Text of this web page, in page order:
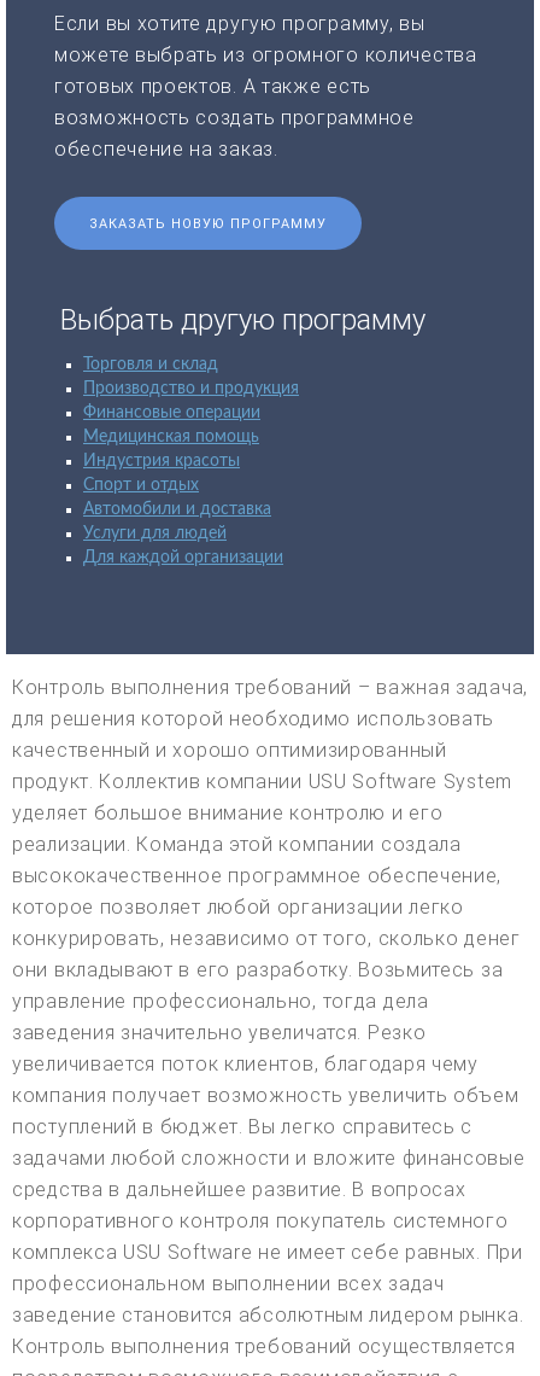
Если вы хотите другую программу, вы
можете выбрать из огромного количества
готовых проектов. А также есть
возможность создать программное
обеспечение на заказ.
ЗАКАЗАТЬ НОВУЮ ПРОГРАММУ
Выбрать другую программу
Торговля и склад
Производство и продукция
Финансовые операции
Медицинская помощь
Индустрия красоты
Спорт и отдых
Автомобили и доставка
Услуги для людей
Для каждой организации
Контроль выполнения требований – важная задача,
для решения которой необходимо использовать
качественный и хорошо оптимизированный
продукт. Коллектив компании USU Software System
уделяет большое внимание контролю и его
реализации. Команда этой компании создала
высококачественное программное обеспечение,
которое позволяет любой организации легко
конкурировать, независимо от того, сколько денег
они вкладывают в его разработку. Возьмитесь за
управление профессионально, тогда дела
заведения значительно увеличатся. Резко
увеличивается поток клиентов, благодаря чему
компания получает возможность увеличить объем
поступлений в бюджет. Вы легко справитесь с
задачами любой сложности и вложите финансовые
средства в дальнейшее развитие. В вопросах
корпоративного контроля покупатель системного
комплекса USU Software не имеет себе равных. При
профессиональном выполнении всех задач
заведение становится абсолютным лидером рынка.
Контроль выполнения требований осуществляется